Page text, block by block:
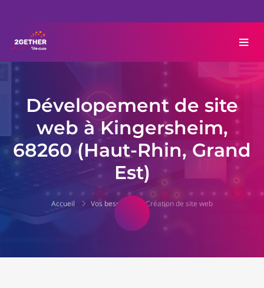
Dévelopement de site
web à Kingersheim,
68260 (Haut-Rhin, Grand
Est)
Accueil Vos besoins Création de site web